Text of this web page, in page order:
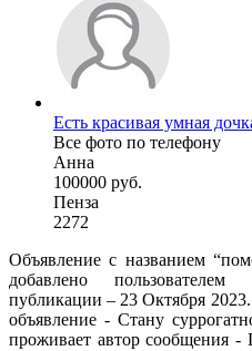
Есть красивая умная
Все фото по телефону
Анна
100000 руб.
Пенза
2272
Объявление с названием
добавлено
публикации – 23 Октября
объявление - Cтану
проживает автор сообщения -